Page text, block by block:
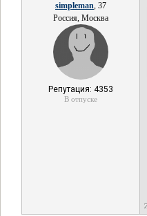
simpleman, 37
Россия, Москва
Репутация: 4353
В отпуске